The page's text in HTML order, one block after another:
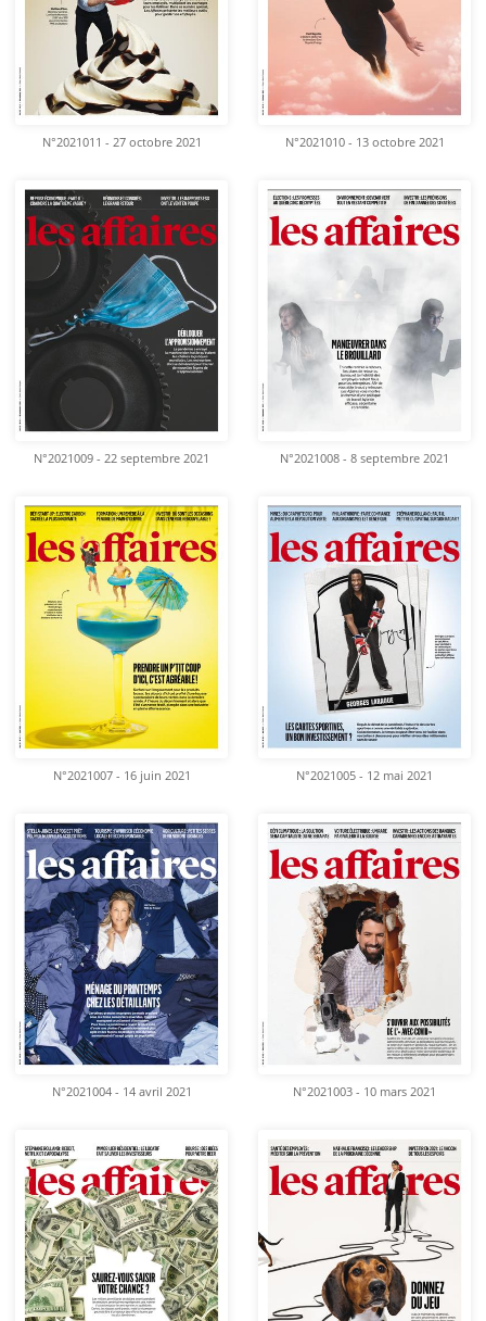
N°2021011 - 27 octobre 2021 N°2021010 - 13 octobre 2021
N°2021009 - 22 septembre 2021 N°2021008 - 8 septembre 2021
N°2021007 - 16 juin 2021 N°2021005 - 12 mai 2021
N°2021004 - 14 avril 2021 N°2021003 - 10 mars 2021